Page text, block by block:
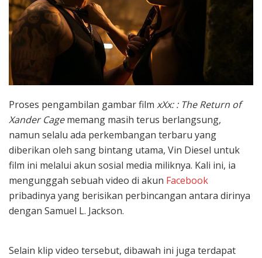
Proses pengambilan gambar film xXx: : The Return of
Xander Cagememang masih terus berlangsung,
namun selalu ada perkembangan terbaru yang
diberikan oleh sang bintang utama, Vin Diesel untuk
film ini melalui akun sosial media miliknya. Kali ini, ia
mengunggah sebuah video di akun Facebook
pribadinya yang berisikan perbincangan antara dirinya
dengan Samuel L. Jackson.
Selain klip video tersebut, dibawah ini juga terdapat